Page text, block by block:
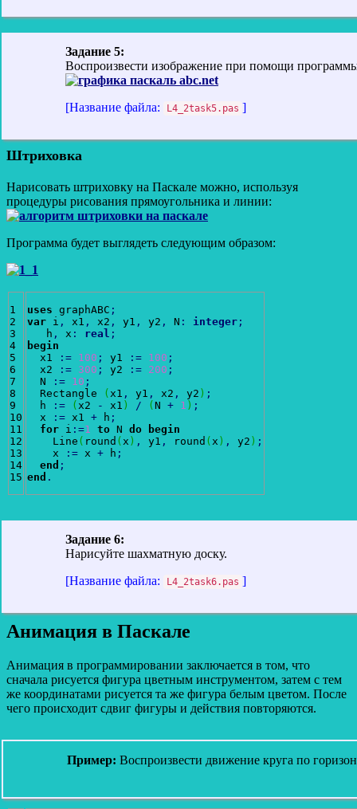
Задание 5:
Воспроизвести изображение при помощи
[Название файла: L4_2task5.pas ]
Штриховка
Нарисовать штриховку на Паскале можно, используя
процедуры рисования прямоугольника и линии:
Программа будет выглядеть следующим образом:
1
2
3
4
5
6
7
8
9
10
11
12
13
14
uses graphABC ;
var i , x1 , x2 , y1 , y2 , N : integer ;
   h
, x : real ;
begin
  x1
: = 100 ; y1 : = 100 ;
  x2
: = 300 ; y2 : = 200 ;
  N
: = 10 ;
  Rectangle
( x1 , y1 , x2 , y2 ) ;
  h
: = ( x2 - x1 ) / ( N + 1 ) ;
  x
: = x1 + h ;
for i : =1 to N do
begin
    Line
( round ( x ) , y1 , round ( x ) , y2 ) ;
    x
: = x + h ;
end ;
end .
Задание 6:
Нарисуйте шахматную доску.
[Название файла:
L4_2task6.pas ]
Анимация в Паскале
Анимация в программировании заключается в том, что
сначала рисуется фигура цветным инструментом, затем с тем
же координатами рисуется та же фигура белым цветом. После
чего происходит сдвиг фигуры и действия повторяются.
Пример: Воспроизвести движение круга по